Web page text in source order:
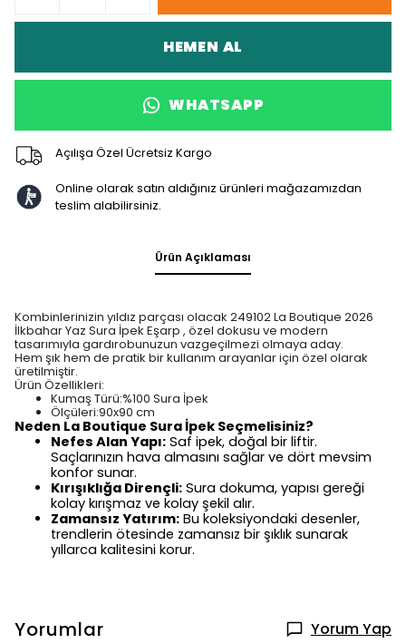
HEMEN AL
WHATSAPP
Açılışa Özel Ücretsiz Kargo
Online olarak satın aldığınız ürünleri mağazamızdan
teslim alabilirsiniz.
Ürün Açıklaması
Kombinlerinizin yıldız parçası olacak 249102 La Boutique 2026
İlkbahar Yaz Sura İpek Eşarp , özel dokusu ve modern
tasarımıyla gardırobunuzun vazgeçilmezi olmaya aday.
Hem şık hem de pratik bir kullanım arayanlar için özel olarak
üretilmiştir.
Ürün Özellikleri:
Kumaş Türü:%100 Sura İpek
Ölçüleri:90x90 cm
Neden La Boutique Sura İpek Seçmelisiniz?
Nefes Alan Yapı: Saf ipek, doğal bir liftir.
Saçlarınızın hava almasını sağlar ve dört mevsim
konfor sunar.
Kırışıklığa Dirençli: Sura dokuma, yapısı gereği
kolay kırışmaz ve kolay şekil alır.
Zamansız Yatırım: Bu koleksiyondaki desenler,
trendlerin ötesinde zamansız bir şıklık sunarak
yıllarca kalitesini korur.
Yorumlar Yorum Yap